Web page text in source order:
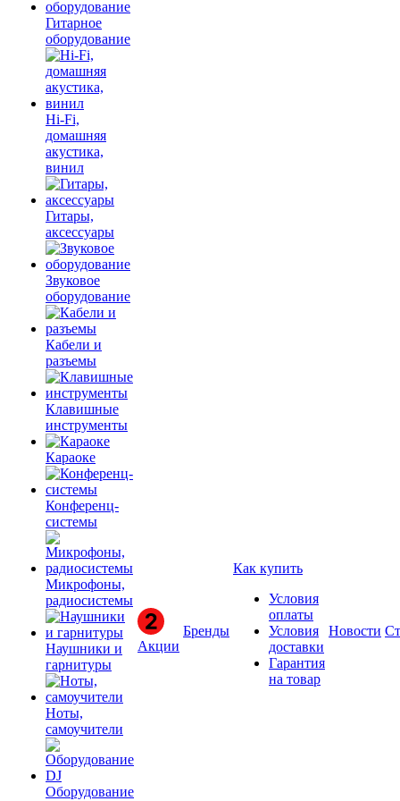
Гитарное
оборудование
Hi-Fi,
домашняя
акустика,
винил
Гитары,
аксессуары
Звуковое
оборудование
Кабели и
разъемы
Клавишные
инструменты
Караоке
Конференц-
системы
Микрофоны,
радиосистемы
Наушники и
гарнитуры
Ноты,
самоучители
Оборудование
Акции
Бренды
Как купить
Условия
оплаты
Условия
доставки
Гарантия
на товар
Новости